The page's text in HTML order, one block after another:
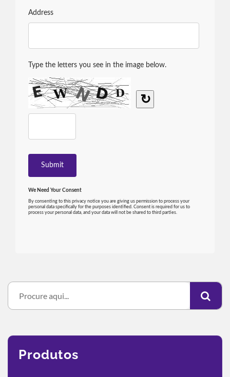
Produtos